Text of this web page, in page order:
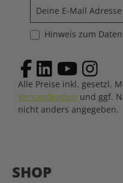
SHOP
Hinweis zum
Alle Preise inkl. gesetzl.
Versandkosten und ggf.
nicht anders angegeben.